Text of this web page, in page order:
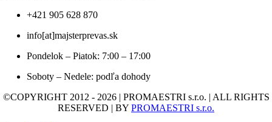
+421 905 628 870
info[at]majsterprevas.sk
Pondelok – Piatok: 7:00 – 17:00
Soboty – Nedele: podľa dohody
©COPYRIGHT 2012 - 2026 | PROMAESTRI s.r.o. | ALL RIGHTS
RESERVED | BY PROMAESTRI s.r.o.